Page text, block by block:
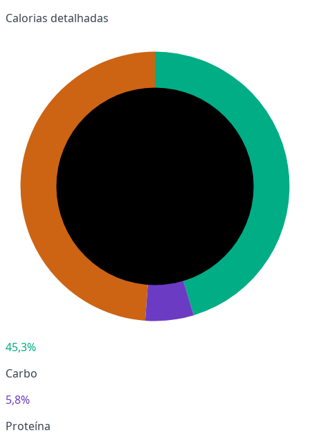
Calorias detalhadas
45,3%
Carbo
5,8%
Proteína